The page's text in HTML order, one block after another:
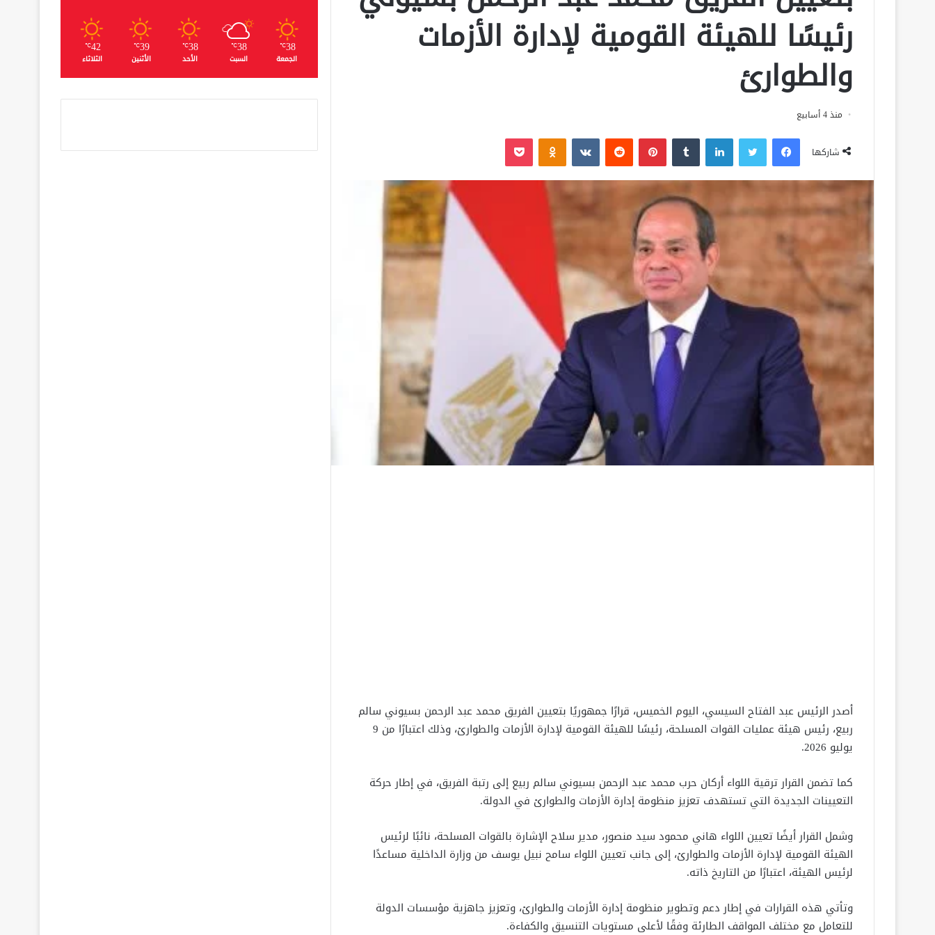
رئيسًا للهيئة القومية لإدارة الأزمات
والطوارئ
منذ 4 أسابيع
شاركها
فيسبوك لينكدإن بينتيريست
أصدر الرئيس عبد الفتاح السيسي، اليوم الخميس، قرارًا جمهوريًا بتعيين الفريق محمد عبد الرحمن بسيوني سالم
ربيع، رئيس هيئة عمليات القوات المسلحة، رئيسًا للهيئة القومية لإدارة الأزمات والطوارئ، وذلك اعتبارًا من 9
يوليو 2026.
كما تضمن القرار ترقية اللواء أركان حرب محمد عبد الرحمن بسيوني سالم ربيع إلى رتبة الفريق، في إطار حركة
التعيينات الجديدة التي تستهدف تعزيز منظومة إدارة الأزمات والطوارئ في الدولة.
وشمل القرار أيضًا تعيين اللواء هاني محمود سيد منصور، مدير سلاح الإشارة بالقوات المسلحة، نائبًا لرئيس
الهيئة القومية لإدارة الأزمات والطوارئ، إلى جانب تعيين اللواء سامح نبيل يوسف من وزارة الداخلية مساعدًا
لرئيس الهيئة، اعتبارًا من التاريخ ذاته.
وتأتي هذه القرارات في إطار دعم وتطوير منظومة إدارة الأزمات والطوارئ، وتعزيز جاهزية مؤسسات الدولة
للتعامل مع مختلف المواقف الطارئة وفقًا لأعلى مستويات التنسيق والكفاءة.
38
℃
الجمعة
38
℃
السبت
38
℃
الأحد
39
℃
الأثنين
42
℃
الثلاثاء